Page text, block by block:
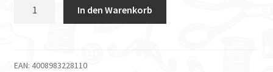
150cm
In den Warenkorb
EAN: 4008983228110